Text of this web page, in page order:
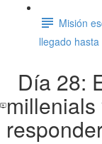
Misión
llegado
Día 28: